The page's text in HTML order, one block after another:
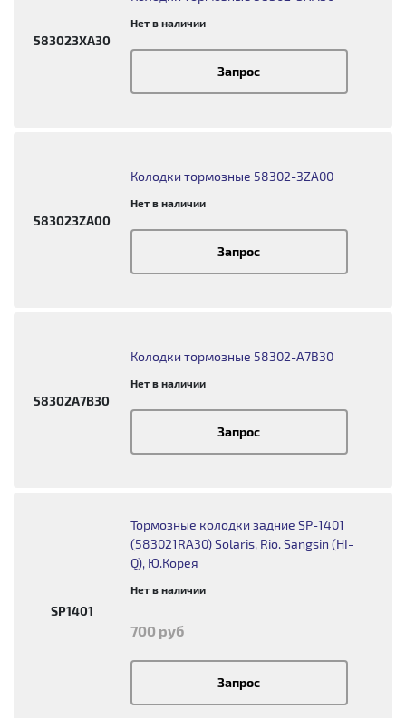
583023XA30
Нет в наличии
Запрос
583023ZA00
Колодки тормозные 58302-3ZA00
Нет в наличии
Запрос
58302A7B30
Колодки тормозные 58302-A7B30
Нет в наличии
Запрос
SP1401
Тормозные колодки задние SP-1401
(583021RA30) Solaris, Rio. Sangsin (HI-
Q), Ю.Корея
Нет в наличии
700 руб
Запрос